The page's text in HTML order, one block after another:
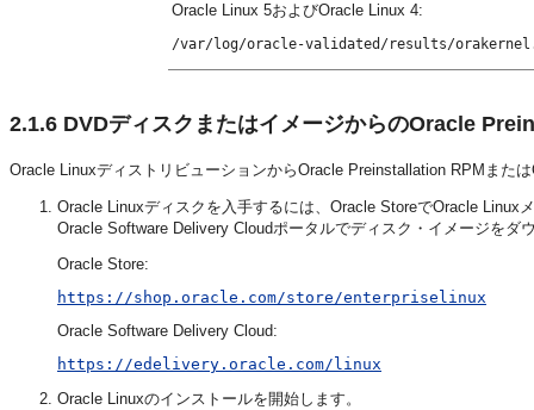
Oracle Linux 5およびOracle Linux 4:
2.1.6 DVDディスクまたはイメージからのOracle
Oracle LinuxディストリビューションからOracle Preinstallation RPMまた
Oracle Linuxディスクを入手するには、Oracle StoreでOracle
Oracle Software Delivery Cloudポータルでディスク・イメージをダ
Oracle Store:
https://shop.oracle.com/store/enterpriselinux
Oracle Software Delivery Cloud:
https://edelivery.oracle.com/linux
Oracle Linuxのインストールを開始します。